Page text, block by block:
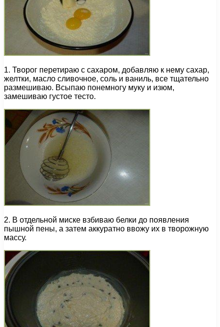
1. Творог перетираю с сахаром, добавляю к нему сахар,
желтки, масло сливочное, соль и ваниль, все тщательно
размешиваю. Всыпаю понемногу муку и изюм,
замешиваю густое тесто.
2. В отдельной миске взбиваю белки до появления
пышной пены, а затем аккуратно ввожу их в творожную
массу.